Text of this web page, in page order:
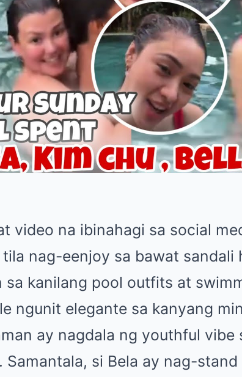
video na ibinahagi sa social
nag-eenjoy sa bawat sandali
sa kanilang pool outfits at
ngunit elegante sa kanyang
ay nagdala ng youthful
si Bela ay nag-